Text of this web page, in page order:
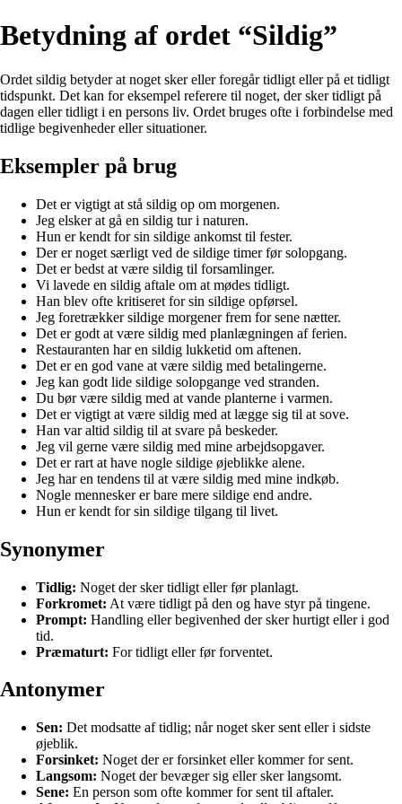
Betydning af ordet “Sildig”
Ordet sildig betyder at noget sker eller foregår tidligt eller på et tidligt
tidspunkt. Det kan for eksempel referere til noget, der sker tidligt på
dagen eller tidligt i en persons liv. Ordet bruges ofte i forbindelse med
tidlige begivenheder eller situationer.
Eksempler på brug
Det er vigtigt at stå sildig op om morgenen.
Jeg elsker at gå en sildig tur i naturen.
Hun er kendt for sin sildige ankomst til fester.
Der er noget særligt ved de sildige timer før solopgang.
Det er bedst at være sildig til forsamlinger.
Vi lavede en sildig aftale om at mødes tidligt.
Han blev ofte kritiseret for sin sildige opførsel.
Jeg foretrækker sildige morgener frem for sene nætter.
Det er godt at være sildig med planlægningen af ferien.
Restauranten har en sildig lukketid om aftenen.
Det er en god vane at være sildig med betalingerne.
Jeg kan godt lide sildige solopgange ved stranden.
Du bør være sildig med at vande planterne i varmen.
Det er vigtigt at være sildig med at lægge sig til at sove.
Han var altid sildig til at svare på beskeder.
Jeg vil gerne være sildig med mine arbejdsopgaver.
Det er rart at have nogle sildige øjeblikke alene.
Jeg har en tendens til at være sildig med mine indkøb.
Nogle mennesker er bare mere sildige end andre.
Hun er kendt for sin sildige tilgang til livet.
Synonymer
Tidlig: Noget der sker tidligt eller før planlagt.
Forkromet: At være tidligt på den og have styr på tingene.
Prompt: Handling eller begivenhed der sker hurtigt eller i god
tid.
Præmaturt: For tidligt eller før forventet.
Antonymer
Sen: Det modsatte af tidlig; når noget sker sent eller i sidste
øjeblik.
Forsinket: Noget der er forsinket eller kommer for sent.
Langsom: Noget der bevæger sig eller sker langsomt.
Sene: En person som ofte kommer for sent til aftaler.